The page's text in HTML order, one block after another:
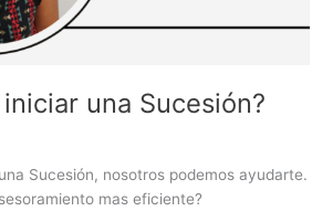
una Sucesión?
Sucesión, nosotros podemos ayudarte.
mas eficiente?